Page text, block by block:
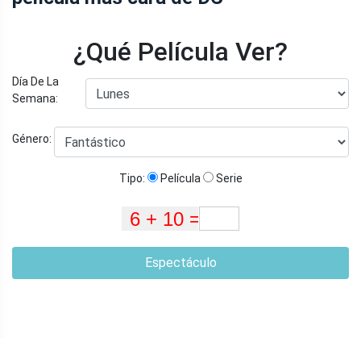
¿Qué Película Ver?
Día De La
Semana:
Género:
Tipo: Película Serie
Espectáculo